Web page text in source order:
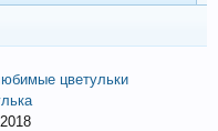
цветульки